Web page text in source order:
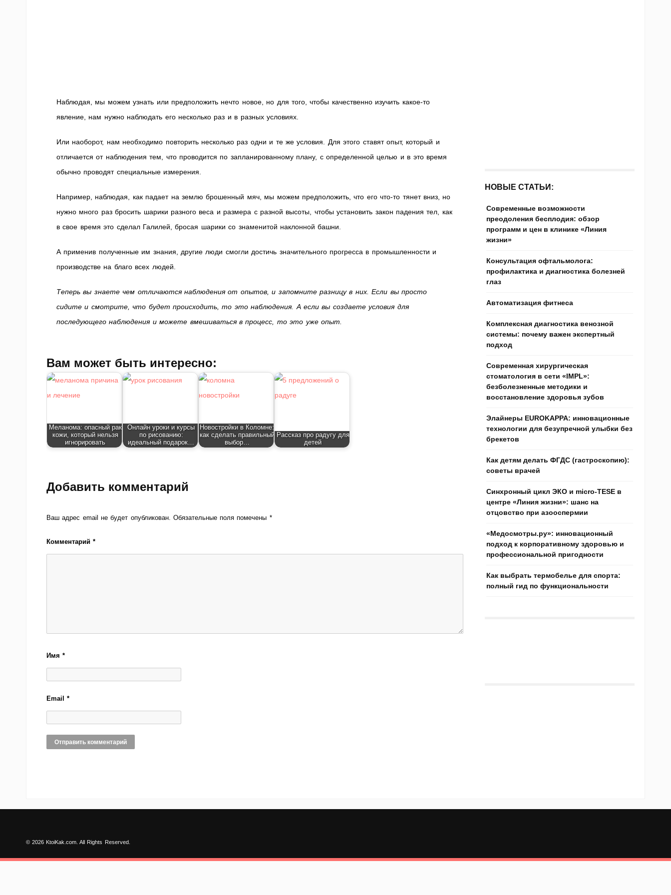
Наблюдая, мы можем узнать или предположить нечто новое, но для того, чтобы качественно изучить какое-то
явление, нам нужно наблюдать его несколько раз и в разных условиях.
Или наоборот, нам необходимо повторить несколько раз одни и те же условия. Для этого ставят опыт, который и
отличается от наблюдения тем, что проводится по запланированному плану, с определенной целью и в это время
обычно проводят специальные измерения.
Например, наблюдая, как падает на землю брошенный мяч, мы можем предположить, что его что-то тянет вниз, но
нужно много раз бросить шарики разного веса и размера с разной высоты, чтобы установить закон падения тел, как
в свое время это сделал Галилей, бросая шарики со знаменитой наклонной башни.
А применив полученные им знания, другие люди смогли достичь значительного прогресса в промышленности и
производстве на благо всех людей.
Теперь вы знаете чем отличаются наблюдения от опытов, и запомните разницу в них. Если вы просто
сидите и смотрите, что будет происходить, то это наблюдения. А если вы создаете условия для
последующего наблюдения и можете вмешиваться в процесс, то это уже опыт.
Вам может быть интересно:
Меланома: опасный рак
кожи, который нельзя
игнорировать
Онлайн уроки и курсы
по рисованию:
идеальный подарок…
Новостройки в Коломне:
как сделать правильный
выбор…
Рассказ про радугу для
детей
Добавить комментарий
Ваш адрес email не будет опубликован. Обязательные поля помечены *
Комментарий*
Имя*
Email*
НОВЫЕ СТАТЬИ:
Современные возможности
преодоления бесплодия: обзор
программ и цен в клинике «Линия
жизни»
Консультация офтальмолога:
профилактика и диагностика болезней
глаз
Автоматизация фитнеса
Комплексная диагностика венозной
системы: почему важен экспертный
подход
Современная хирургическая
стоматология в сети «IMPL»:
безболезненные методики и
восстановление здоровья зубов
Элайнеры EUROKAPPA: инновационные
технологии для безупречной улыбки без
брекетов
Как детям делать ФГДС (гастроскопию):
советы врачей
Синхронный цикл ЭКО и micro-TESE в
центре «Линия жизни»: шанс на
отцовство при азооспермии
«Медосмотры.ру»: инновационный
подход к корпоративному здоровью и
профессиональной пригодности
Как выбрать термобелье для спорта:
полный гид по функциональности
© 2026 KtoiKak.com. All Rights Reserved.